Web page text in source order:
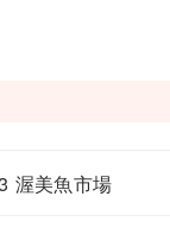
渥美魚市場